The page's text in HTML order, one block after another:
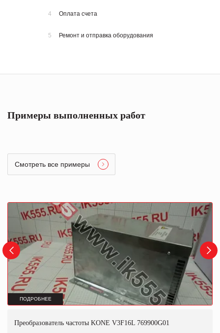
4 Оплата счета
5 Ремонт и отправка оборудования
Примеры выполненных работ
Смотреть все примеры
ПОДРОБНЕЕ
Преобразователь частоты KONE V3F16L 769900G01